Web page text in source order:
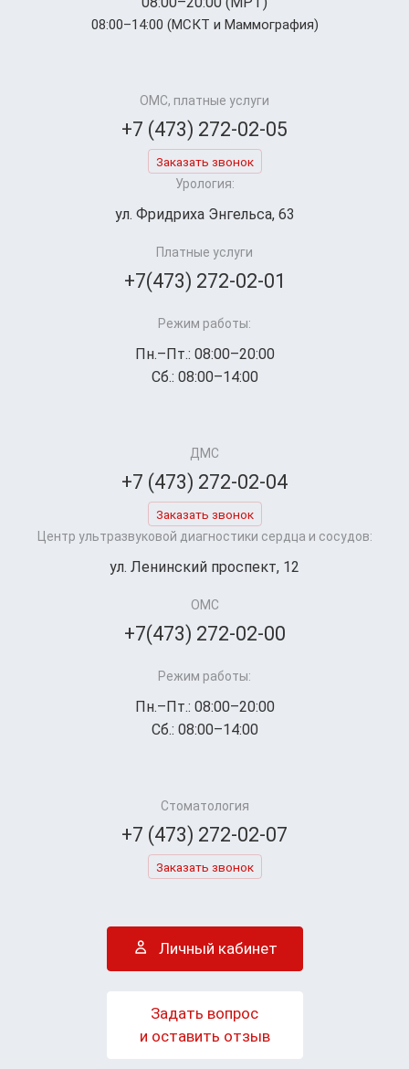
08:00–14:00 (МСКТ и Маммография)
ОМС, платные услуги
+7 (473) 272-02-05
Заказать звонок
Урология:
ул. Фридриха Энгельса, 63
Платные услуги
+7(473) 272-02-01
Режим работы:
Пн.–Пт.: 08:00–20:00
Сб.: 08:00–14:00
ДМС
+7 (473) 272-02-04
Заказать звонок
Центр ультразвуковой диагностики сердца и сосудов:
ул. Ленинский проспект, 12
ОМС
+7(473) 272-02-00
Режим работы:
Пн.–Пт.: 08:00–20:00
Сб.: 08:00–14:00
Стоматология
+7 (473) 272-02-07
Заказать звонок
Личный кабинет
Задать вопрос
и оставить отзыв